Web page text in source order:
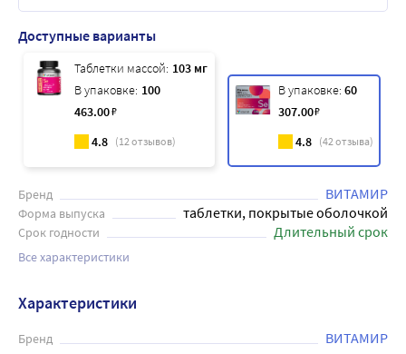
Доступные варианты
Таблетки массой: 103 мг
В упаковке: 100
463.00₽
4.8 (12отзывов)
В упаковке: 60
307.00₽
4.8 (42отзыва)
Бренд ВИТАМИР
Форма выпуска таблетки, покрытые оболочкой
Срок годности Длительный срок
Все характеристики
Характеристики
Бренд ВИТАМИР